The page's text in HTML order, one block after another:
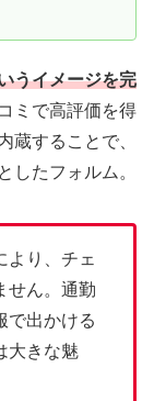
うイメージを完
ミで高評価を得
蔵することで、
したフォルム。
より、チェ
せん。通勤
で出かける
大きな魅